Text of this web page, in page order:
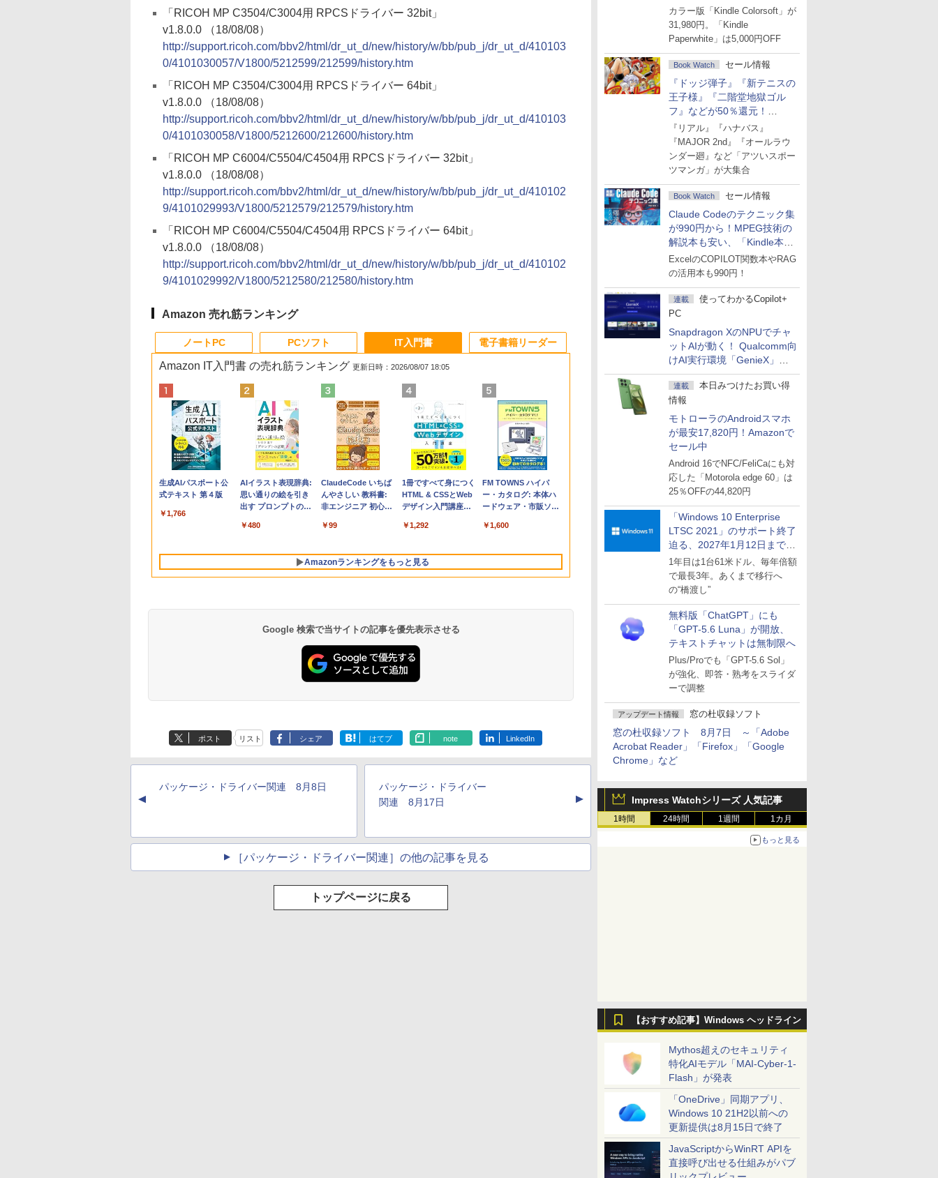
カラー版「Kindle Colorsoft」が
31,980円。「Kindle
Paperwhite」は5,000円OFF
Book Watch セール情報
『ドッジ弾子』『新テニスの
王子様』『二階堂地獄ゴル
フ』などが50％還元！
Amazonマンガ週末セール
『リアル』『ハナバス』
『MAJOR 2nd』『オールラウ
ンダー廻』など「アツいスポー
ツマンガ」が大集合
Book Watch セール情報
Claude Codeのテクニック集
が990円から！MPEG技術の
解説本も安い、「Kindle本サ
マーセール」第2弾開始！
ExcelのCOPILOT関数本やRAG
の活用本も990円！
連載
使ってわかるCopilot+
PC
Snapdragon XのNPUでチャ
ットAIが動く！ Qualcomm向
けAI実行環境「GenieX」を
試してみた
連載
本日みつけたお買い得
情報
モトローラのAndroidスマホ
が最安17,820円！Amazonで
セール中
Android 16でNFC/FeliCaにも対
応した「Motorola edge 60」は
25％OFFの44,820円
「Windows 10 Enterprise
LTSC 2021」のサポート終了
迫る、2027年1月12日まで
～ESUは9月1日から販売
1年目は1台61米ドル、毎年倍額
で最長3年。あくまで移行へ
の“橋渡し”
無料版「ChatGPT」にも
「GPT-5.6 Luna」が開放、
テキストチャットは無制限へ
Plus/Proでも「GPT-5.6 Sol」
が強化、即答・熟考をスライダ
ーで調整
アップデート情報 窓の杜収録ソフト
窓の杜収録ソフト 8月7日 ～「Adobe
Acrobat Reader」「Firefox」「Google
Chrome」など
Impress Watchシリーズ 人気記事
1時間 24時間 1週間 1カ月
もっと見る
【おすすめ記事】Windows ヘッドライン
Mythos超えのセキュリティ
特化AIモデル「MAI-Cyber-1-
Flash」が発表
「OneDrive」同期アプリ、
Windows 10 21H2以前への
更新提供は8月15日で終了
JavaScriptからWinRT APIを
直接呼び出せる仕組みがパブ
「RICOH MP C3504/C3004用 RPCSドライバー 32bit」
v1.8.0.0 （18/08/08）
http://support.ricoh.com/bbv2/html/dr_ut_d/new/history/w/bb/pub_j/dr_ut_d/410103
0/4101030057/V1800/5212599/212599/history.htm
「RICOH MP C3504/C3004用 RPCSドライバー 64bit」
v1.8.0.0 （18/08/08）
http://support.ricoh.com/bbv2/html/dr_ut_d/new/history/w/bb/pub_j/dr_ut_d/410103
0/4101030058/V1800/5212600/212600/history.htm
「RICOH MP C6004/C5504/C4504用 RPCSドライバー 32bit」
v1.8.0.0 （18/08/08）
http://support.ricoh.com/bbv2/html/dr_ut_d/new/history/w/bb/pub_j/dr_ut_d/410102
9/4101029993/V1800/5212579/212579/history.htm
「RICOH MP C6004/C5504/C4504用 RPCSドライバー 64bit」
v1.8.0.0 （18/08/08）
http://support.ricoh.com/bbv2/html/dr_ut_d/new/history/w/bb/pub_j/dr_ut_d/410102
9/4101029992/V1800/5212580/212580/history.htm
Amazon 売れ筋ランキング
ノートPC
Apple 2026
MacBook Neo A18
ンチノートブック：
Retinaディスプレ
512GB SSD、1080p
tomtoc 360°保護
15.6 16インチ パソコ
ンケース Dell NEC
dynabook Lenovo
￥2,952
Apple 2026
MacBook Air M5チ
ップ搭載13インチノ
Apple Intelligence、
Retinaディスプレ
イ、16GBユニファイ
ドメモリ、1TB SSD
ド、Touch ID - シル
バー
￥261,414
【Amazon.co.jp限
定】 HP ノートパソ
コン 15-fd 15.6イン
512GB SSD インテ
￥129,800
FMV ノートパソコン
WE1-K3 (MS 365
Personal/Copilotキー
型/Core i5/16GB/SSD
FMVWK3E15W_AZ
￥139,880
PCソフト
Robloxギフトカード
- 800 Robux 【限定
を含む】 【オンライ
インコード版
Microsoft Office
Home & Business
2024(最新 永続版)|オ
版|Windows11、
￥39,582
Robloxギフトカード
- 2,000 Robux 【限
定バーチャルアイテ
インゲームコード】
ラインコード版
￥3,200
Robloxギフトカード
- 1000 Robux 【限定
バーチャルアイテム
ンゲームコード】 ロ
ンコード版
￥1,600
Windows版 |
Minecraft (マインクラ
フト): Java & Bedrock
ード版
￥3,600
IT入門書
Amazon IT入門書 の売れ筋ランキング 更新日時：2026/08/07 18:05
生成AIパスポート公
式テキスト 第４版
￥1,766
AIイラスト表現辞典:
思い通りの絵を引き
出す プロンプトの言
ズ (はぴーイラスト
￥480
ClaudeCode いちば
んやさしい 教科書:
非エンジニア 初心者
マニュアル AI副業に
もKindle出版にも！
非エンジニアのため
のAIコーディング入
￥99
1冊ですべて身につく
HTML & CSSとWeb
デザイン入門講座
￥1,292
FM TOWNS ハイパ
ー・カタログ: 本体ハ
ードウェア・市販ソフ
トリストと最新エミュ
￥1,600
Amazonランキングをもっと見る
電子書籍リーダー
7インチディスプレ
イ、色調調節ライ
テリー、広告なし、
￥22,980
ない、大きな画面で
読みやすい、6週間持
チディスプレイ電子
ック、16GB、広告な
￥16,980
ション (32GB) 7イン
チディスプレイ、明
調節ライト、12週間
告なし、メタリック
￥27,980
トレージ、防水、7イ
ンチカラーディスプ
ト、最大8週間持続バ
し、ブラック (2025
年発売)
￥31,980
インチカラーディスプ
レイ、64GBストレー
明るさ自動調整、色調
ムペン付き、グラファ
￥115,980
Google 検索で当サイトの記事を優先表示させる
ポスト リスト シェア はてブ note LinkedIn
▲
パッケージ・ドライバー関連 8月8日
パッケージ・ドライバー
関連 8月17日
▲
［パッケージ・ドライバー関連］の他の記事を見る
トップページに戻る